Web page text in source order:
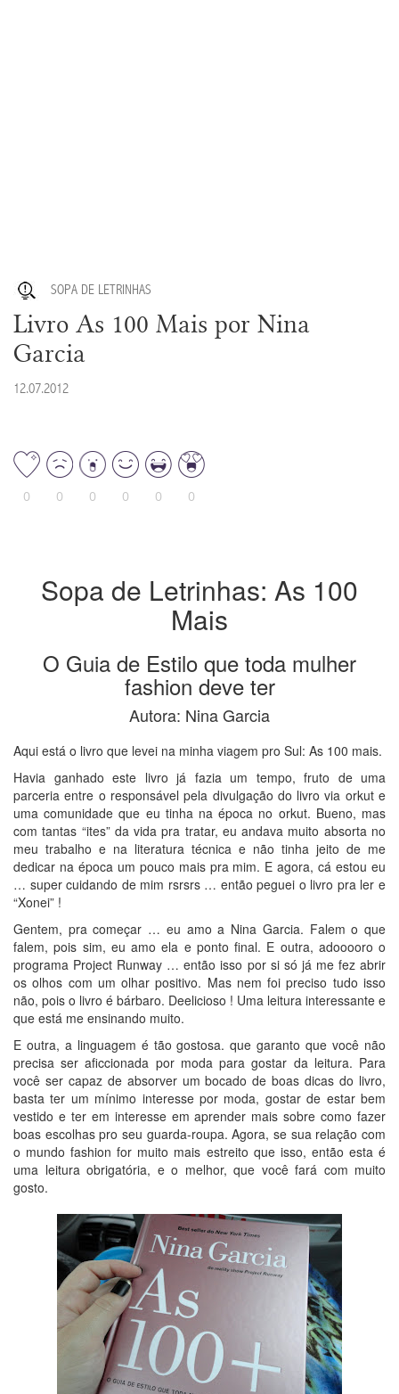
SOPA DE LETRINHAS
Livro As 100 Mais por Nina
Garcia
12.07.2012
0 0 0 0 0 0
Sopa de Letrinhas: As 100
Mais
O Guia de Estilo que toda mulher
fashion deve ter
Autora: Nina Garcia
Aqui está o livro que levei na minha viagem pro Sul: As 100 mais.
Havia ganhado este livro já fazia um tempo, fruto de uma
parceria entre o responsável pela divulgação do livro via orkut e
uma comunidade que eu tinha na época no orkut. Bueno, mas
com tantas “ites” da vida pra tratar, eu andava muito absorta no
meu trabalho e na literatura técnica e não tinha jeito de me
dedicar na época um pouco mais pra mim. E agora, cá estou eu
… super cuidando de mim rsrsrs … então peguei o livro pra ler e
“Xonei” !
Gentem, pra começar … eu amo a Nina Garcia. Falem o que
falem, pois sim, eu amo ela e ponto final. E outra, adooooro o
programa Project Runway … então isso por si só já me fez abrir
os olhos com um olhar positivo. Mas nem foi preciso tudo isso
não, pois o livro é bárbaro. Deelicioso ! Uma leitura interessante e
que está me ensinando muito.
E outra, a linguagem é tão gostosa. que garanto que você não
precisa ser aficcionada por moda para gostar da leitura. Para
você ser capaz de absorver um bocado de boas dicas do livro,
basta ter um mínimo interesse por moda, gostar de estar bem
vestido e ter em interesse em aprender mais sobre como fazer
boas escolhas pro seu guarda-roupa. Agora, se sua relação com
o mundo fashion for muito mais estreito que isso, então esta é
uma leitura obrigatória, e o melhor, que você fará com muito
gosto.